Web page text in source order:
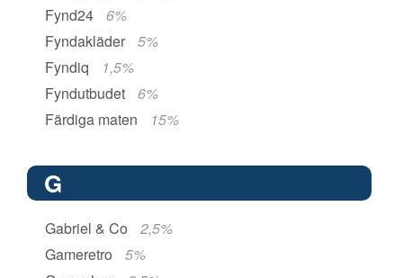
Fynd24
6%
Fyndakläder
5%
Fyndiq
1,5%
Fyndutbudet
6%
Färdiga maten
15%
G
Gabriel & Co
2,5%
Gameretro
5%